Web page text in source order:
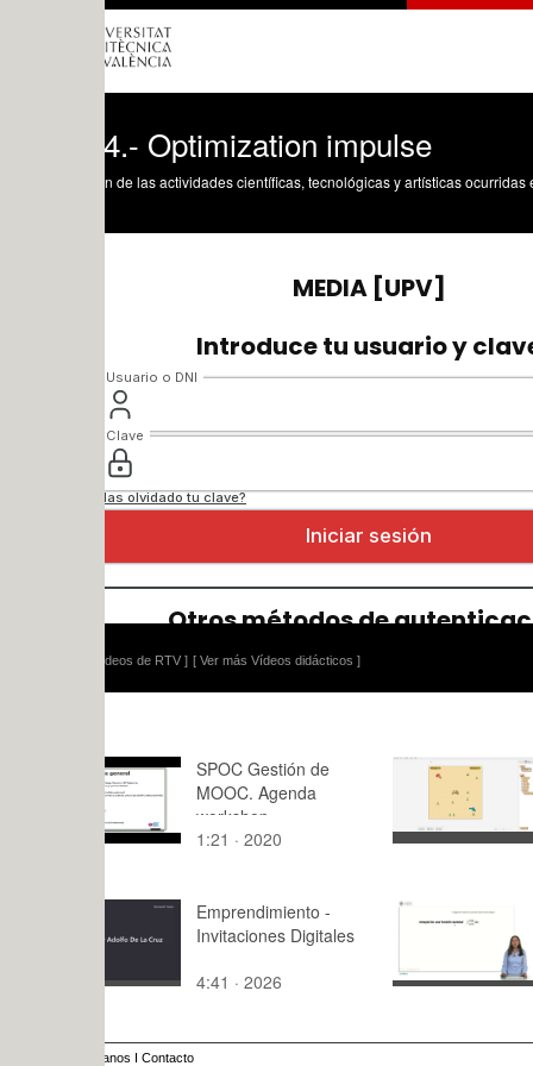
Optimization impulse
de las actividades científicas, tecnológicas y artísticas ocurridas en los tres
[ Ver más Vídeos didácticos ]
SPOC Gestión de
MOOC. Agenda
workshop
1:21 · 2020
POO -
6:48 · 2024
Emprendimiento -
Invitaciones Digitales
4:41 · 2026
funciones
Raíces
8:38 · 2016